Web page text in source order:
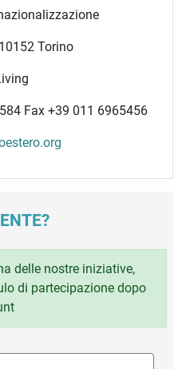
Torino
Fax +39 011 6965456
delle nostre iniziative,
di partecipazione dopo